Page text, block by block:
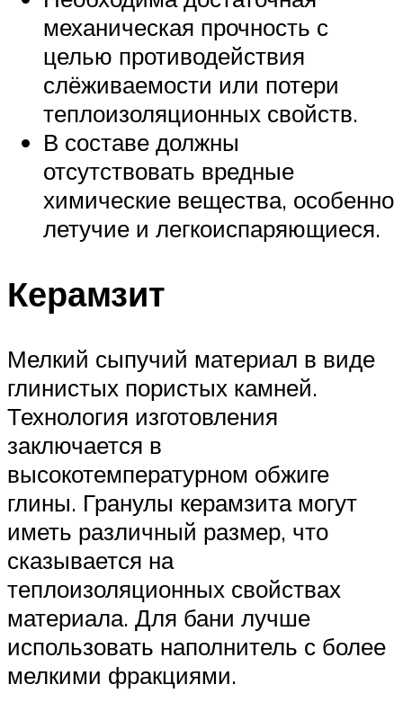
механическая прочность с
целью противодействия
слёживаемости или потери
теплоизоляционных свойств.
В составе должны
отсутствовать вредные
химические вещества, особенно
летучие и легкоиспаряющиеся.
Керамзит
Мелкий сыпучий материал в виде
глинистых пористых камней.
Технология изготовления
заключается в
высокотемпературном обжиге
глины. Гранулы керамзита могут
иметь различный размер, что
сказывается на
теплоизоляционных свойствах
материала. Для бани лучше
использовать наполнитель с более
мелкими фракциями.